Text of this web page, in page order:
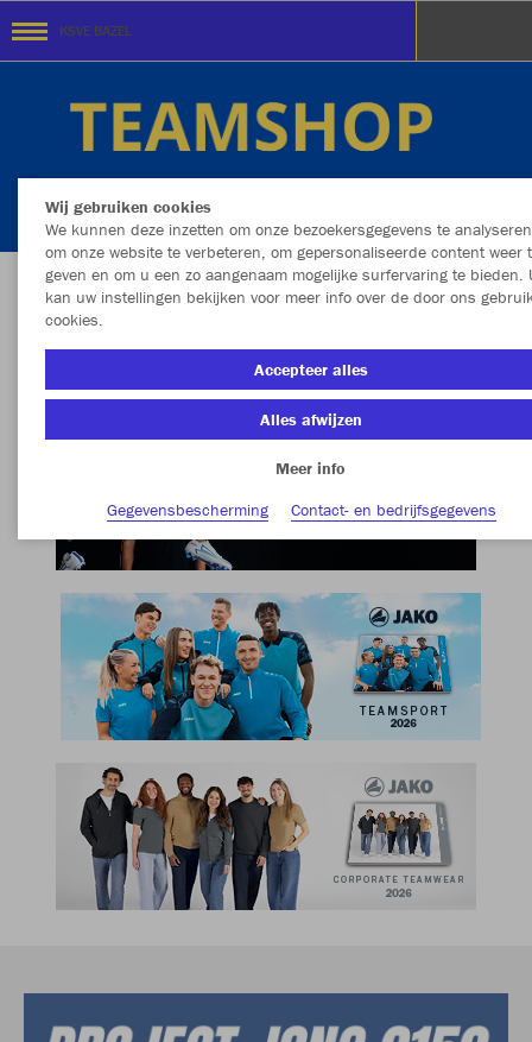
KSVE BAZEL
Welkom in de Teamshop van KSVE BAZEL
Wij gebruiken cookies
We kunnen deze inzetten om onze bezoekersgegevens te
om onze website te verbeteren, om gepersonaliseerde content weer
geven en om u een zo aangenaam mogelijke surfervaring te bieden.
kan uw instellingen bekijken voor meer info over de door ons
cookies.
Accepteer alles
Alles afwijzen
Meer info
Gegevensbescherming
Contact- en bedrijfsgegevens